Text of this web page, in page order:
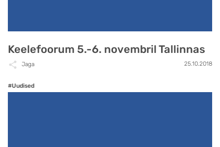
Keelefoorum 5.-6. novembril Tallinnas
Jaga 25.10.2018
#Uudised